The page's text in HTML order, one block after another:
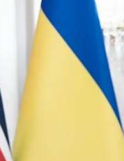
в какие сроки и
с
страна переходит
Румынии.